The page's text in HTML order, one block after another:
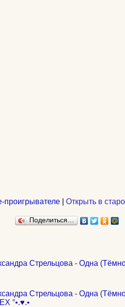
проигрывателе| Открыть в
Поделиться…
Стрельцова - Одна
Стрельцова - Одна
°•.♥.•